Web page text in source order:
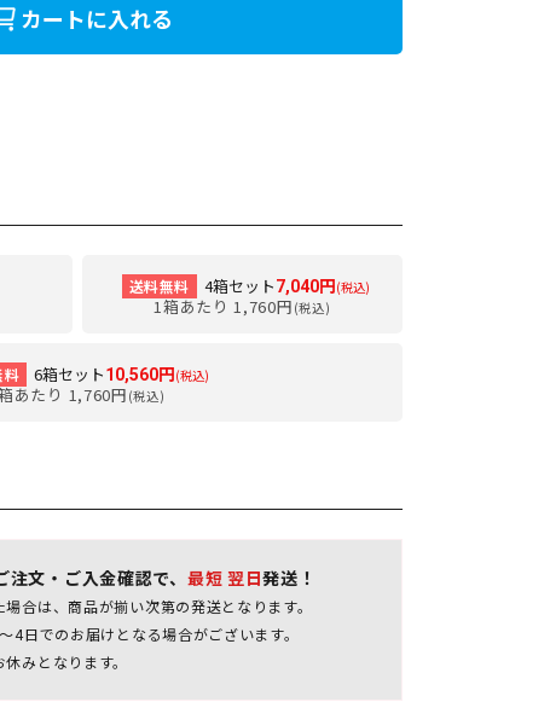
カートに入れる
送料無料 4箱セット7,040円 (税込)
1箱あたり 1,760円 (税込)
料 6箱セット10,560円 (税込)
あたり 1,760円 (税込)
文・ご入金確認で、 最短 翌日発送！
合は、商品が揃い次第の発送となります。
日でのお届けとなる場合がございます。
みとなります。